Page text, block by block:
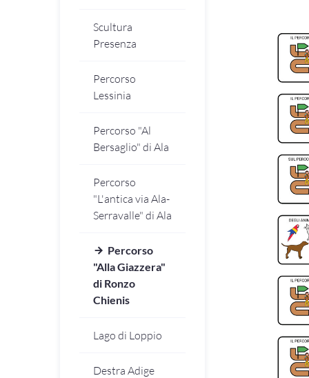
Scultura
Presenza
Percorso
Lessinia
Percorso "Al
Bersaglio" di Ala
Percorso
"L'antica via Ala-
Serravalle" di Ala
Percorso
"Alla Giazzera"
di Ronzo
Chienis
Lago di Loppio
Destra Adige